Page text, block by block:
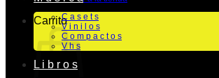
CarritoC a s e t s
V i n i l o s
C o m p a c t o s
V h s
L i b r o s